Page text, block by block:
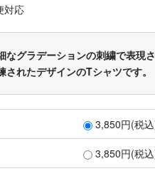
対応
なグラデーションの刺繍で表現
れたデザインのTシャツです。
3,850円(税
3,850円(税